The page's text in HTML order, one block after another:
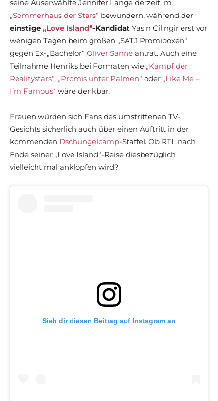
seine Auserwählte Jennifer Lange derzeit im
„Sommerhaus der Stars“ bewundern, während der
einstige „Love Island“-Kandidat Yasin Cilingir erst vor
wenigen Tagen beim großen „SAT.1 Promiboxen“
gegen Ex-„Bachelor“ Oliver Sanne antrat. Auch eine
Teilnahme Henriks bei Formaten wie „Kampf der
Realitystars“, „Promis unter Palmen“ oder „Like Me –
I’m Famous“ wäre denkbar.
Freuen würden sich Fans des umstrittenen TV-
Gesichts sicherlich auch über einen Auftritt in der
kommenden Dschungelcamp-Staffel. Ob RTL nach
Ende seiner „Love Island“-Reise diesbezüglich
vielleicht mal anklopfen wird?
Sieh dir diesen Beitrag auf Instagram an